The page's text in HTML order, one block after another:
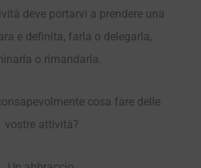
deve portarvi a prendere una
e definita, farla o delegarla,
o rimandarla.
cosa fare delle
vostre attività?